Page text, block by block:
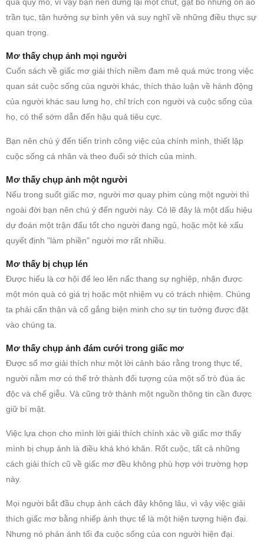
trần tục, tận hưởng sự bình yên và suy nghĩ về những điều thực sự
quan trọng.
Mơ thấy chụp ảnh mọi người
Cuốn sách về giấc mơ giải thích niềm đam mê quá mức trong việc
quan sát cuộc sống của người khác, thích thảo luận về hành động
của người khác sau lưng họ, chỉ trích con người và cuộc sống của
họ, có thể sớm dẫn đến hậu quả tiêu cực.
Bạn nên chú ý đến tiến trình công việc của chính mình, thiết lập
cuộc sống cá nhân và theo đuổi sở thích của mình.
Mơ thấy chụp ảnh một người
Nếu trong suốt giấc mơ, người mơ quay phim cùng một người thì
ngoài đời bạn nên chú ý đến người này. Có lẽ đây là một dấu hiệu
dự đoán một trận đấu tốt cho người đang ngủ, hoặc một kẻ xấu
quyết định "làm phiền" người mơ rất nhiều.
Mơ thấy bị chụp lén
Được hiểu là cơ hội để leo lên nấc thang sự nghiệp, nhận được
một món quà có giá trị hoặc một nhiệm vụ có trách nhiệm. Chúng
ta phải cẩn thận và cố gắng biện minh cho sự tin tưởng được đặt
vào chúng ta.
Mơ thấy chụp ảnh đám cưới trong giấc mơ
Được sổ mơ giải thích như một lời cảnh báo rằng trong thực tế,
người nằm mơ có thể trở thành đối tượng của một số trò đùa ác
độc và chế giễu. Và cũng trở thành một nguồn thông tin cần được
giữ bí mật.
Việc lựa chọn cho mình lời giải thích chính xác về giấc mơ thấy
mình bị chụp ảnh là điều khá khó khăn. Rốt cuộc, tất cả những
cách giải thích cũ về giấc mơ đều không phù hợp với trường hợp
này.
Mọi người bắt đầu chụp ảnh cách đây không lâu, vì vậy việc giải
thích giấc mơ bằng nhiếp ảnh thực tế là một hiện tượng hiện đại.
Nhưng nó phản ánh tối đa cuộc sống của con người hiện đại.